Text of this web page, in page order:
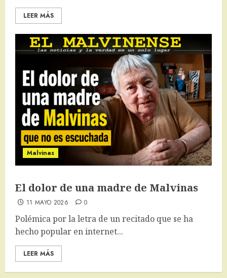
LEER MÁS
Malvinas
El dolor de una madre de Malvinas
11 MAYO 2026 0
Polémica por la letra de un recitado que se ha
hecho popular en internet...
LEER MÁS